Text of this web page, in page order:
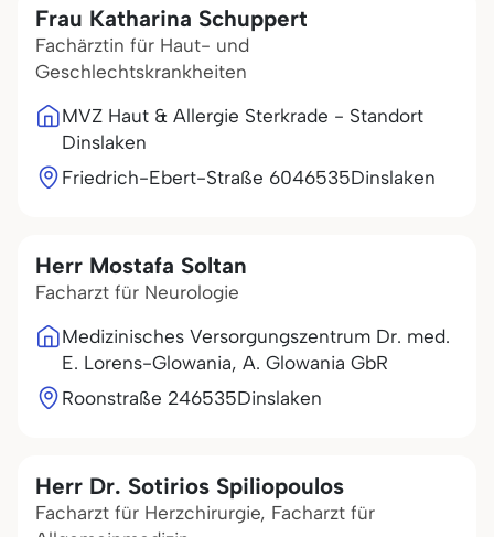
Frau Katharina Schuppert
Fachärztin für Haut- und
Geschlechtskrankheiten
MVZ Haut & Allergie Sterkrade - Standort
Dinslaken
Friedrich-Ebert-Straße 6046535Dinslaken
Herr Mostafa Soltan
Facharzt für Neurologie
Medizinisches Versorgungszentrum Dr. med.
E. Lorens-Glowania, A. Glowania GbR
Roonstraße 246535Dinslaken
Herr Dr. Sotirios Spiliopoulos
Facharzt für Herzchirurgie, Facharzt für